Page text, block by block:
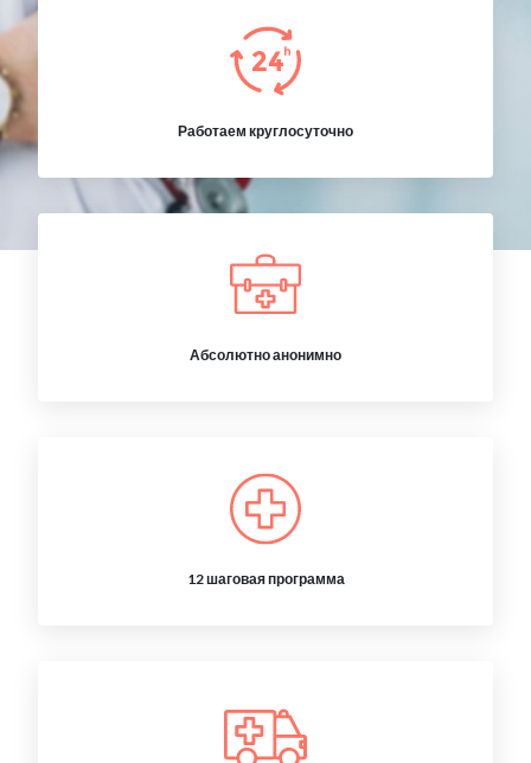
Работаем круглосуточно
Абсолютно анонимно
12 шаговая программа